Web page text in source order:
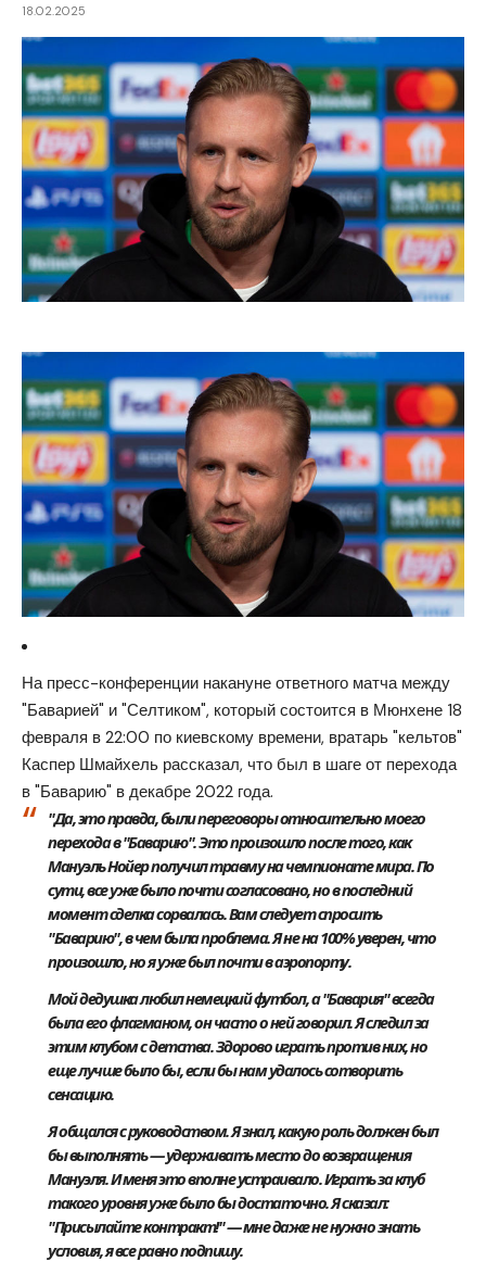
18.02.2025
На пресс-конференции накануне ответного матча между
"Баварией" и "Селтиком", который состоится в Мюнхене 18
февраля в 22:00 по киевскому времени, вратарь "кельтов"
Каспер Шмайхель рассказал, что был в шаге от перехода
в "Баварию" в декабре 2022 года.
"Да, это правда, были переговоры относительно моего
перехода в "Баварию". Это произошло после того, как
Мануэль Нойер получил травму на чемпионате мира. По
сути, все уже было почти согласовано, но в последний
момент сделка сорвалась. Вам следует спросить
"Баварию", в чем была проблема. Я не на 100% уверен, что
произошло, но я уже был почти в аэропорту.
Мой дедушка любил немецкий футбол, а "Бавария" всегда
была его флагманом, он часто о ней говорил. Я следил за
этим клубом с детства. Здорово играть против них, но
еще лучше было бы, если бы нам удалось сотворить
сенсацию.
Я общался с руководством. Я знал, какую роль должен был
бы выполнять — удерживать место до возвращения
Мануэля. И меня это вполне устраивало. Играть за клуб
такого уровня уже было бы достаточно. Я сказал:
"Присылайте контракт!" — мне даже не нужно знать
условия, я все равно подпишу.